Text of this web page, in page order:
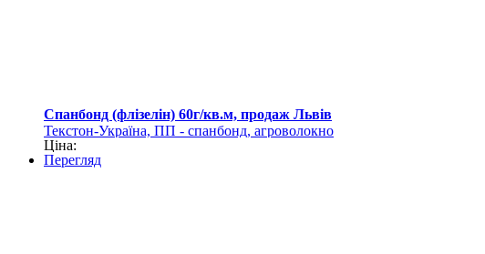
Спанбонд (флізелін) 60г/кв.м, продаж Львів
Текстон-Україна, ПП - спанбонд, агроволокно
Ціна:
Перегляд